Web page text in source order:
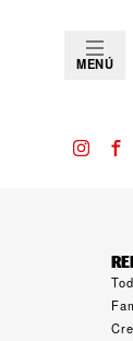
MENÚ